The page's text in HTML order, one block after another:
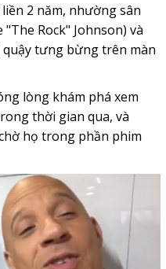
2 năm, nhường sân
Rock" Johnson) và
quậy tưng bừng trên màn
lòng khám phá xem
thời gian qua, và
họ trong phần phim